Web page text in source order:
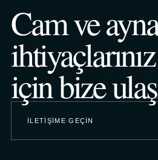
Cam ve ayna
ihtiyaçlarınız
için bize
İLETIŞIME GEÇIN